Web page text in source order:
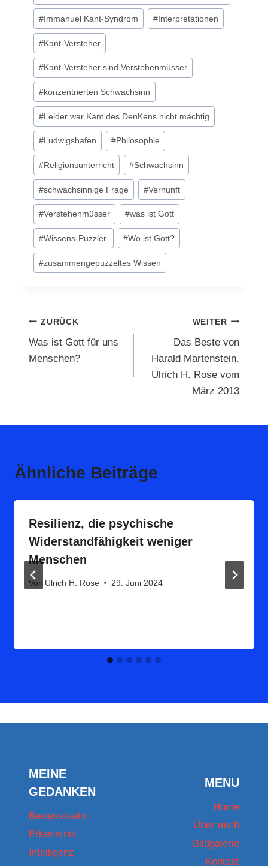
# Immanuel Kant-Syndrom # Interpretationen
#Kant-Versteher
#Kant-Versteher sind Verstehenmüsser
#konzentrierten Schwachsinn
#Leider war Kant des DenKens nicht mächtig
#Ludwigshafen #Philosophie
#Religionsunterricht #Schwachsinn
#schwachsinnige Frage #Vernunft
#Verstehenmüsser #was ist Gott
#Wissens-Puzzler. #Wo ist Gott?
#zusammengepuzzeltes Wissen
Beitragsnavigation
ZURÜCK
Was ist Gott für uns
Menschen?
WEITER
Das Beste von
Harald Martenstein.
Ulrich H. Rose vom
März 2013
Ähnliche Beiträge
Resilienz, die psychische
Widerstandfähigkeit weniger
Menschen
Von Ulrich H. Rose 29. Juni 2024
MEINE
GEDANKEN
Bewusstsein
Erkenntnis
Intelligenz
MENU
Home
Über mich
Bildgalerie
Kontakt